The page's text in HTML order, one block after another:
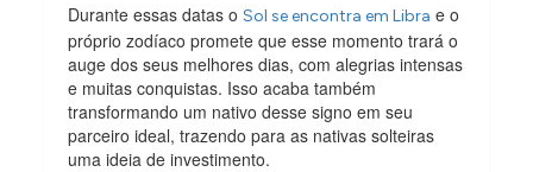
Durante essas datas oSol se encontra em Libra e o
próprio zodíaco promete que esse momento trará o
auge dos seus melhores dias, com alegrias intensas
e muitas conquistas. Isso acaba também
transformando um nativo desse signo em seu
parceiro ideal, trazendo para as nativas solteiras
uma ideia de investimento.